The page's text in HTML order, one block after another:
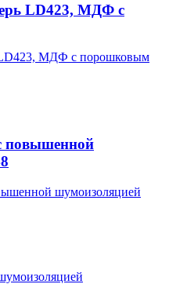
"Шелк"
35 СС
C66
C68
LD423, МДФ с
повышенной